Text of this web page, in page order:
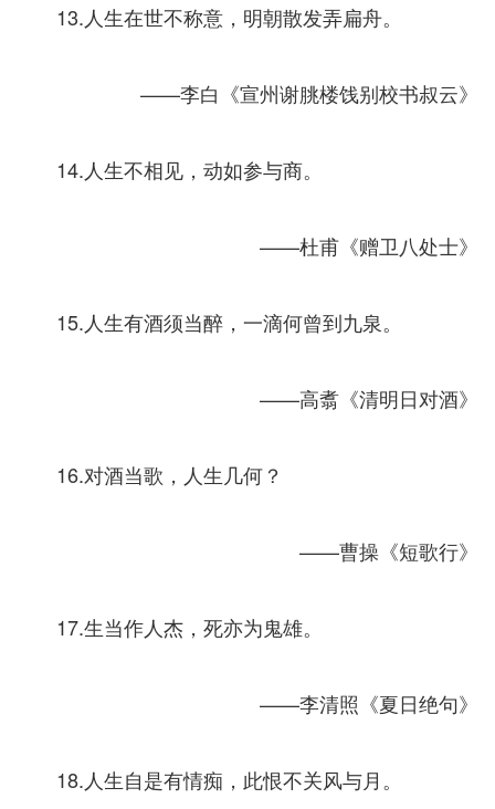
13.人生在世不称意，明朝散发弄扁舟。
——李白《宣州谢朓楼饯别校书叔云》
14.人生不相见，动如参与商。
——杜甫《赠卫八处士》
15.人生有酒须当醉，一滴何曾到九泉。
——高翥《清明日对酒》
16.对酒当歌，人生几何？
——曹操《短歌行》
17.生当作人杰，死亦为鬼雄。
——李清照《夏日绝句》
18.人生自是有情痴，此恨不关风与月。